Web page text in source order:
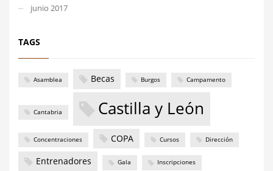
junio 2017
TAGS
Asamblea Becas Burgos Campamento
Cantabria Castilla y León
Concentraciones COPA Cursos Dirección
Entrenadores Gala Inscripciones